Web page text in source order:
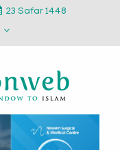
23 Safar 1448